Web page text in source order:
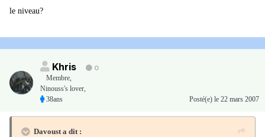
le niveau?
Khris
0
Membre,
Ninouss's lover,
38ans
Posté(e) le 22 mars 2007
Davoust a dit :